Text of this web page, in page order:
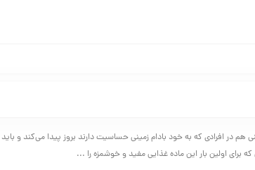
هم در افرادی که به خود بادام زمینی حساسیت دارند بروز پیدا می‌کند و
برای اولین بار این ماده غذایی مفید و خوشمزه را ...